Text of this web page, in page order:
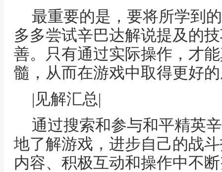
最重要的是，要将所学到
多多尝试辛巴达解说提及的
善。只有通过实际操作，才
髓，从而在游戏中取得更好
|见解汇总|
通过搜索和参与和平精英
地了解游戏，进步自己的战
内容、积极互动和操作中不